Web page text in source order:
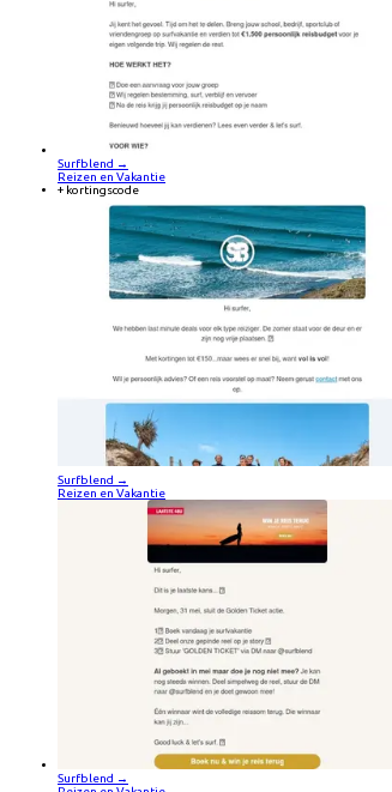
Surfblend →
Reizen en Vakantie
+ kortingscode
Surfblend →
Reizen en Vakantie
Surfblend →